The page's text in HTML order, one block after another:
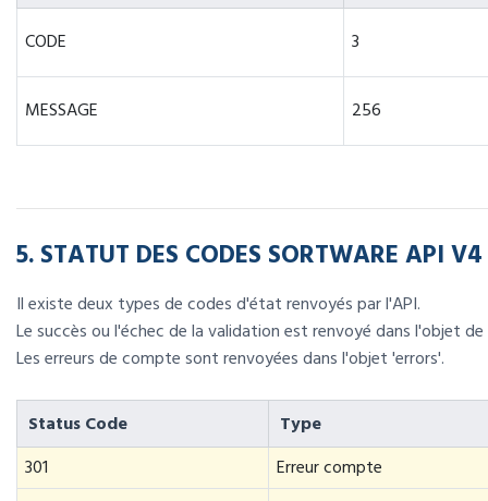
CODE
3
MESSAGE 256
5. STATUT DES CODES SORTWARE API V4
Il existe deux types de codes d'état renvoyés par l'API.
Le succès ou l'échec de la validation est renvoyé dans l'objet
Les erreurs de compte sont renvoyées dans l'objet 'errors'.
Status Code
Type
301
Erreur compte